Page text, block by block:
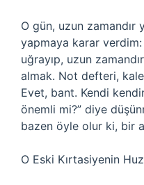
O gün, uzun zamandır
yapmaya karar verdim:
uğrayıp, uzun
almak. Not defteri,
Evet, bant. Kendi
önemli mi?” diye
bazen öyle olur ki, bir
O Eski Kırtasiyenin